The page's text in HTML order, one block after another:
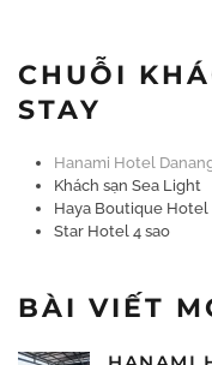
CHUỖI
STAY
Hanami Hotel
Khách sạn Sea Light
Haya Boutique Hotel
Star Hotel 4 sao
BÀI VIẾT